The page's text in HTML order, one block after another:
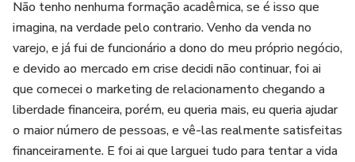
Não tenho nenhuma formação acadêmica, se é isso que
imagina, na verdade pelo contrario. Venho da venda no
varejo, e já fui de funcionário a dono do meu próprio negócio,
e devido ao mercado em crise decidi não continuar, foi ai
que comecei o marketing de relacionamento chegando a
liberdade financeira, porém, eu queria mais, eu queria ajudar
o maior número de pessoas, e vê-las realmente satisfeitas
financeiramente. E foi ai que larguei tudo para tentar a vida